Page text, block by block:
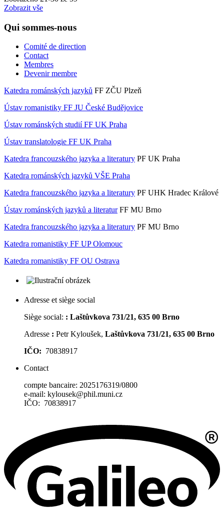
Zobrazit vše
Qui sommes-nous
Comité de direction
Contact
Membres
Devenir membre
Katedra románských jazyků FF ZČU Plzeň
Ústav romanistiky FF JU České Budějovice
Ústav románských studií FF UK Praha
Ústav translatologie FF UK Praha
Katedra francouzského jazyka a literatury PF UK Praha
Katedra románských jazyků VŠE Praha
Katedra francouzského jazyka a literatury PF UHK Hradec Králové
Ústav románských jazyků a literaturFF MU Brno
Katedra francouzského jazyka a literatury PF MU Brno
Katedra romanistiky FF UP Olomouc
Katedra romanistiky FF OU Ostrava
Adresse et siège social
Siège social: : Laštůvkova 731/21, 635 00 Brno
Adresse : Petr Kyloušek, Laštůvkova 731/21, 635 00 Brno
IČO: 70838917
Contact
compte bancaire: 2025176319/0800
e-mail: kylousek@phil.muni.cz
IČO: 70838917